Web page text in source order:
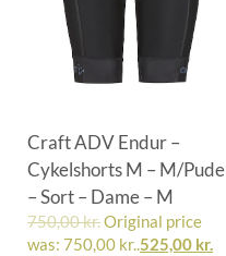
Craft ADV Endur –
Cykelshorts M – M/Pude
– Sort – Dame – M
750,00kr.Original price
was: 750,00 kr..525,00 kr.